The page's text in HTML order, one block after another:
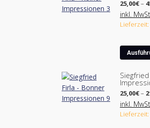
25,00€–
inkl.
Lieferzeit:
25,00€–
inkl.
Lieferzeit: